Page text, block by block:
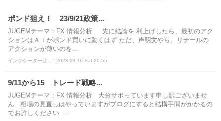
ポンド狙え！ 23/9/21政策...
JUGEMテーマ：FX 情報分析 先に結論を 利上げしたら、最初のアク
ションはＡＩがポンド買いに動くはず ただ、声明文やら、リテールの
アクションが薄いのを...
インジケーターは... | 2023.09.16 Sat 20:55
9/11から15 トレード戦略...
JUGEMテーマ：FX 情報分析 大分サボっています申し訳ございませ
ん 相場の見直しはやっていますがブログにすると結構手間がかかるの
でお許しください ...